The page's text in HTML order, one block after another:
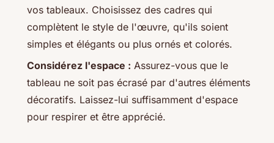
vos tableaux. Choisissez des cadres qui
complètent le style de l'œuvre, qu'ils soient
simples et élégants ou plus ornés et colorés.
Considérez l'espace : Assurez-vous que le
tableau ne soit pas écrasé par d'autres éléments
décoratifs. Laissez-lui suffisamment d'espace
pour respirer et être apprécié.